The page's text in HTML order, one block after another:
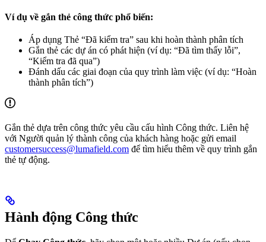
Ví dụ về gắn thẻ công thức phổ biến:
Áp dụng Thẻ “Đã kiểm tra” sau khi hoàn thành phân tích
Gắn thẻ các dự án có phát hiện (ví dụ: “Đã tìm thấy lỗi”,
“Kiểm tra đã qua”)
Đánh dấu các giai đoạn của quy trình làm việc (ví dụ: “Hoàn
thành phân tích”)
Gắn thẻ dựa trên công thức yêu cầu cấu hình Công thức. Liên hệ
với Người quản lý thành công của khách hàng hoặc gửi email
customersuccess@lumafield.com để tìm hiểu thêm về quy trình gắn
thẻ tự động.
Hành động Công thức